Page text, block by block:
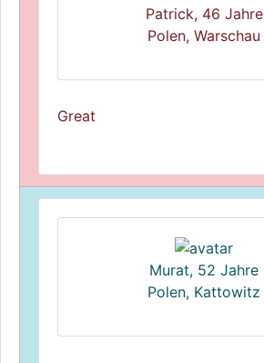
Patrick, 46 Jahre
Polen, Warschau
Great
Murat, 52 Jahre
Polen, Kattowitz